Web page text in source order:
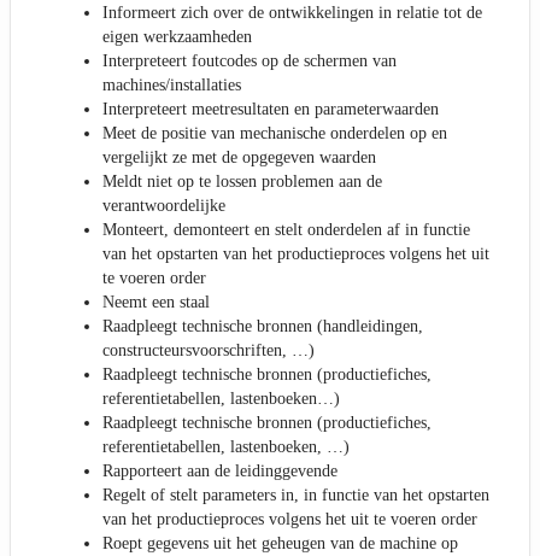
Informeert zich over de ontwikkelingen in relatie tot de
eigen werkzaamheden
Interpreteert foutcodes op de schermen van
machines/installaties
Interpreteert meetresultaten en parameterwaarden
Meet de positie van mechanische onderdelen op en
vergelijkt ze met de opgegeven waarden
Meldt niet op te lossen problemen aan de
verantwoordelijke
Monteert, demonteert en stelt onderdelen af in functie
van het opstarten van het productieproces volgens het uit
te voeren order
Neemt een staal
Raadpleegt technische bronnen (handleidingen,
constructeursvoorschriften, …)
Raadpleegt technische bronnen (productiefiches,
referentietabellen, lastenboeken…)
Raadpleegt technische bronnen (productiefiches,
referentietabellen, lastenboeken, …)
Rapporteert aan de leidinggevende
Regelt of stelt parameters in, in functie van het opstarten
van het productieproces volgens het uit te voeren order
Roept gegevens uit het geheugen van de machine op